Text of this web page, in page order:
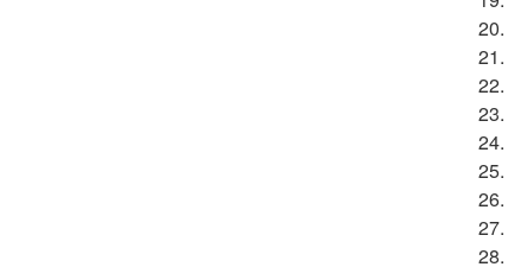
20.
21.
22.
23.
24.
25.
26.
27.
28.